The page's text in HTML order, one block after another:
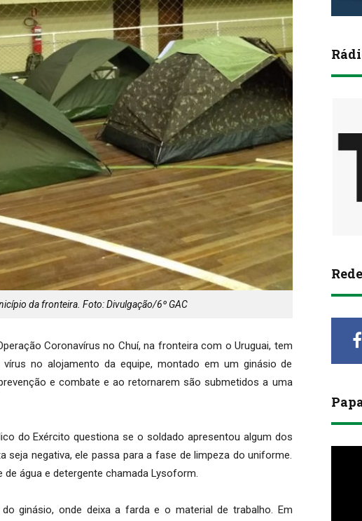
da fronteira. Foto: Divulgação/6º GAC
Coronavírus no Chuí, na fronteira com o Uruguai, tem
no alojamento da equipe, montado em um ginásio de
e combate e ao retornarem são submetidos a uma
do Exército questiona se o soldado apresentou algum dos
negativa, ele passa para a fase de limpeza do uniforme.
água e detergente chamada Lysoform.
ginásio, onde deixa a farda e o material de trabalho. Em